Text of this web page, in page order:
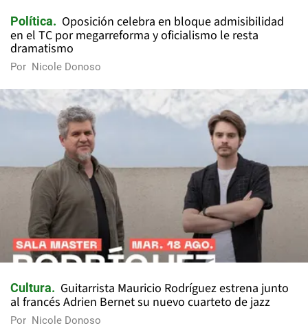
Política
Oposición celebra en bloque admisibilidad
en el TC por megarreforma y oficialismo le resta
dramatismo
Por Nicole Donoso
Cultura
Guitarrista Mauricio Rodríguez estrena junto
al francés Adrien Bernet su nuevo cuarteto de jazz
Por Nicole Donoso